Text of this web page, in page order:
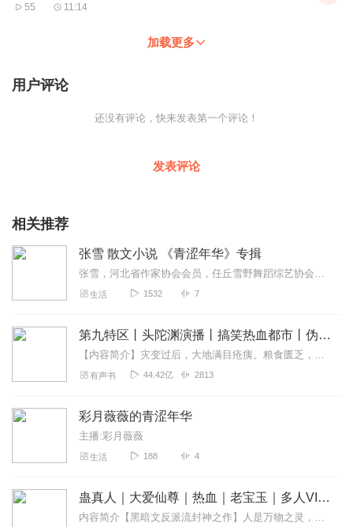
55 11:14
加载更多
用户评论
还没有评论，快来发表第一个评论！
发表评论
相关推荐
张雪 散文小说 《青涩年华》专揖
张雪，河北省作家协会会员，任丘雪野舞蹈综艺协会主席，退休教师，出版过多部小说，本专辑是张雪老师散文小说《青涩年华》系列之一《因为太年轻》感人至深，不禁让我们大家...
生活 1532 7
第九特区丨头陀渊演播丨搞笑热血都市丨伪戒丨VIP免费多人有声剧
【内容简介】灾变过后，大地满目疮痍。粮食匮乏，资源紧俏，局势混乱……一位从待规划区杀出来的青年，背对着漫天黄沙，孤身来到九区谋生，却不曾想偶然结识三五好友，一念...
有声书 44.42亿 2813
彩月薇薇的青涩年华
主播:彩月薇薇
生活 188 4
蛊真人｜大爱仙尊｜热血｜老宝玉｜多人VIP免费有声剧
内容简介【黑暗文反派流封神之作】人是万物之灵，蛊是天地真精。一个穿越者不断重生的故事。一个养蛊、炼蛊、用蛊的奇特世界。配音组（男角色）老宝玉旁白...